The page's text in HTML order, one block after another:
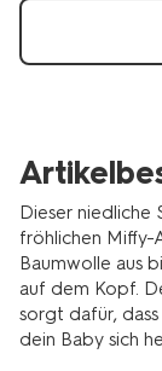
Dieser niedliche
fröhlichen Miffy-
Baumwolle aus
auf dem Kopf.
sorgt dafür,
dein Baby sich